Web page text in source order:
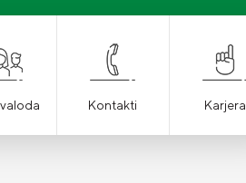
Kontakti Karjera